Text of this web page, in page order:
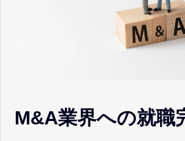
M&A業界への就職